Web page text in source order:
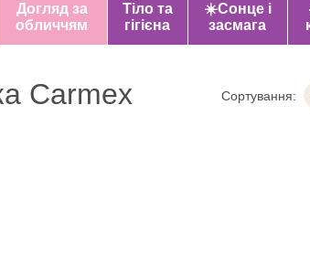
Догляд за
обличчям
Тіло та
гігієна
☀️Сонце і
засмага
Carmex Сортування: